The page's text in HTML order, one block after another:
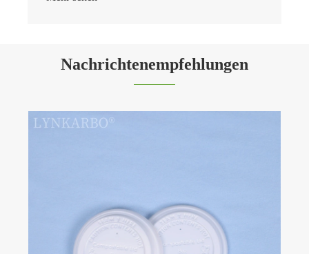
Nachrichtenempfehlungen